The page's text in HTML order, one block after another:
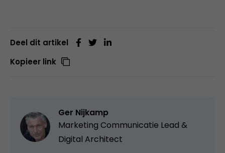
Deel dit artikel
Kopieer link
Ger Nijkamp
Marketing Communicatie Lead &
Digital Architect